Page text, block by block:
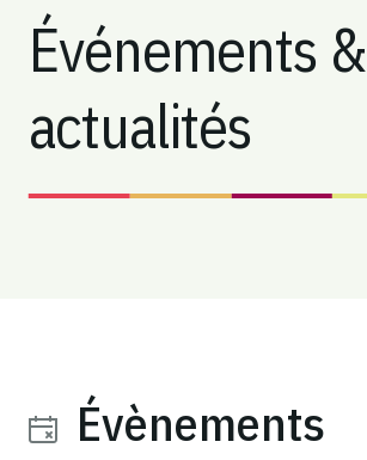
Événements &
actualités
Évènements